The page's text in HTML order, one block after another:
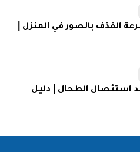
القذف بالصور في المنزل |
استئصال الطحال | دليل